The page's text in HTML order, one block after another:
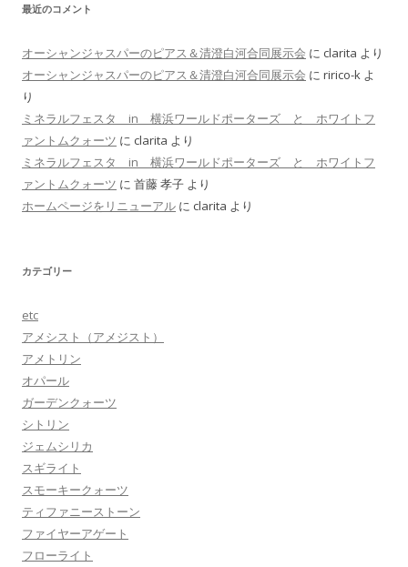
最近のコメント
オーシャンジャスパーのピアス＆清澄白河合同展示会 に clarita より
オーシャンジャスパーのピアス＆清澄白河合同展示会 に ririco-k よ
り
ミネラルフェスタ in 横浜ワールドポーターズ と ホワイトフ
ァントムクォーツ に clarita より
ミネラルフェスタ in 横浜ワールドポーターズ と ホワイトフ
ァントムクォーツ に 首藤 孝子 より
ホームページをリニューアル に clarita より
カテゴリー
etc
アメシスト（アメジスト）
アメトリン
オパール
ガーデンクォーツ
シトリン
ジェムシリカ
スギライト
スモーキークォーツ
ティファニーストーン
ファイヤーアゲート
フローライト